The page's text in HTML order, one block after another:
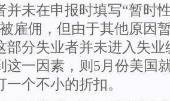
并未在申报时填写“暂时
雇佣，但由于其他原因
部分失业者并未进入失
这一因素，则5月份美国
一个不小的折扣。